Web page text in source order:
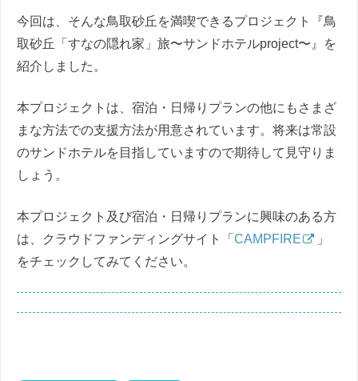
今回は、そんな鳥取砂丘を満喫できるプロジェクト『鳥
取砂丘「すなの隠れ家」旅〜サンドホテルproject〜』を
紹介しました。
本プロジェクトは、宿泊・日帰りプランの他にもさまざ
まな方法での支援方法が用意されています。将来は常設
のサンドホテルを目指していますので期待して見守りま
しょう。
本プロジェクト及び宿泊・日帰りプランに興味のある方
は、クラウドファンディングサイト「 CAMPFIRE
」
をチェックしてみてください。